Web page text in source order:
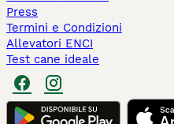
Press
Termini e Condizioni
Allevatori ENCI
Test cane ideale